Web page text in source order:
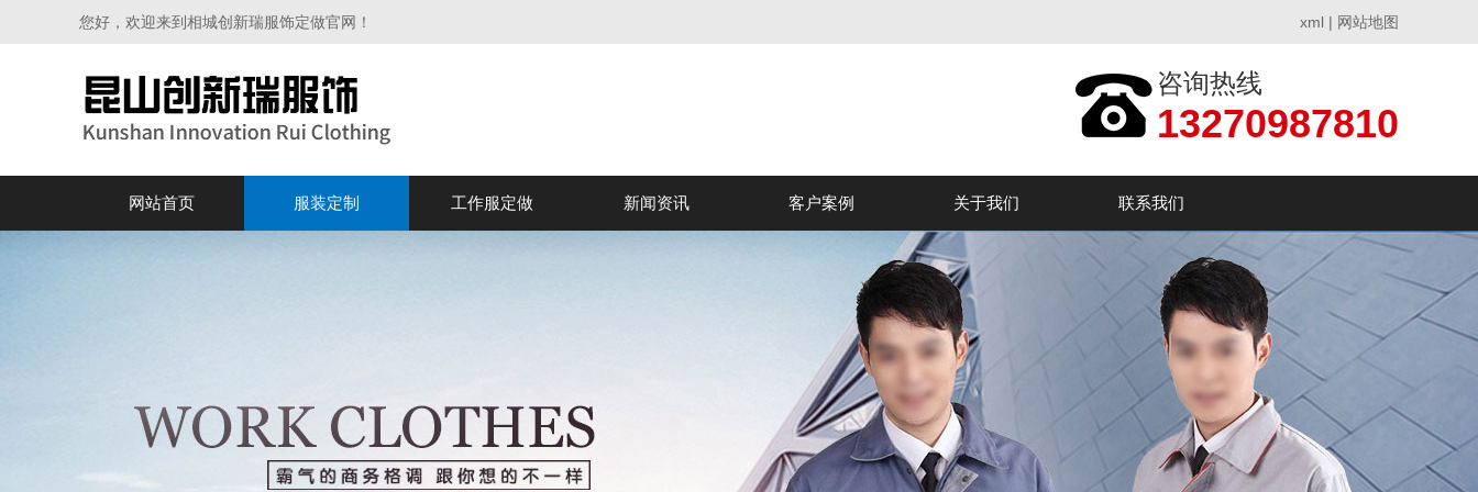
您好，欢迎来到相城创新瑞服饰定做官网！ xml | 网站地图
咨询热线
13270987810
网站首页 服装定制 工作服定做 新闻资讯 客户案例 关于我们 联系我们